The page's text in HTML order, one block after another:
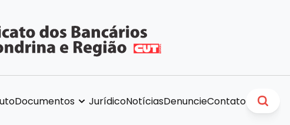
Documentos JurídicoNotíciasDenuncieContato